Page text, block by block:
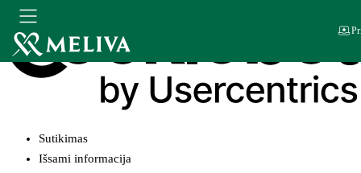
Sutikimas
Išsami informacija